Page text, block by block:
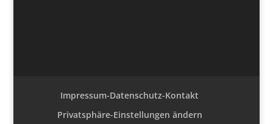
Impressum-Datenschutz-Kontakt
Privatsphäre-Einstellungen ändern